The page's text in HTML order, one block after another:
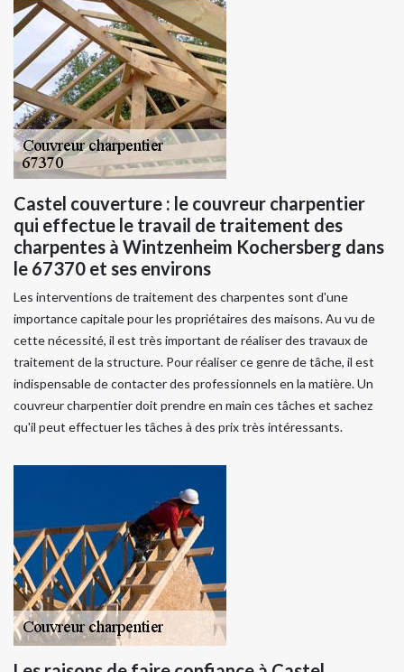
Castel couverture : le couvreur charpentier
qui effectue le travail de traitement des
charpentes à Wintzenheim Kochersberg dans
le 67370 et ses environs
Les interventions de traitement des charpentes sont d'une
importance capitale pour les propriétaires des maisons. Au vu de
cette nécessité, il est très important de réaliser des travaux de
traitement de la structure. Pour réaliser ce genre de tâche, il est
indispensable de contacter des professionnels en la matière. Un
couvreur charpentier doit prendre en main ces tâches et sachez
qu'il peut effectuer les tâches à des prix très intéressants.